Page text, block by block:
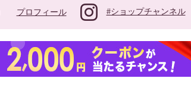
プロフィール #ショップチャンネル